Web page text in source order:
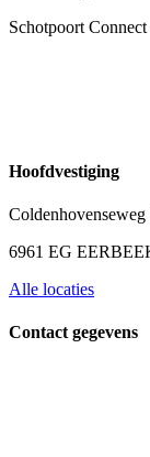
Schotpoort
Hoofdvestiging
Coldenhovenseweg
6961 EG
Alle locaties
Contact gegevens